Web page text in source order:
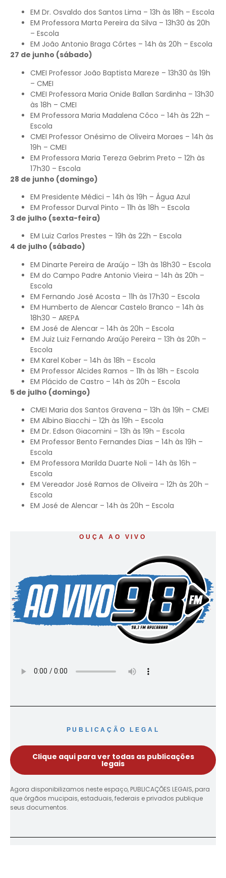
EM Dr. Osvaldo dos Santos Lima – 13h às 18h – Escola
EM Professora Marta Pereira da Silva – 13h30 às 20h
– Escola
EM João Antonio Braga Côrtes – 14h às 20h – Escola
27 de junho (sábado)
CMEI Professor João Baptista Mareze – 13h30 às 19h
– CMEI
CMEI Professora Maria Onide Ballan Sardinha – 13h30
às 18h – CMEI
EM Professora Maria Madalena Côco – 14h às 22h –
Escola
CMEI Professor Onésimo de Oliveira Moraes – 14h às
19h – CMEI
EM Professora Maria Tereza Gebrim Preto – 12h às
17h30 – Escola
28 de junho (domingo)
EM Presidente Médici – 14h às 19h – Água Azul
EM Professor Durval Pinto – 11h às 18h – Escola
3 de julho (sexta-feira)
EM Luiz Carlos Prestes – 19h às 22h – Escola
4 de julho (sábado)
EM Dinarte Pereira de Araújo – 13h às 18h30 – Escola
EM do Campo Padre Antonio Vieira – 14h às 20h –
Escola
EM Fernando José Acosta – 11h às 17h30 – Escola
EM Humberto de Alencar Castelo Branco – 14h às
18h30 – AREPA
EM José de Alencar – 14h às 20h – Escola
EM Juiz Luiz Fernando Araújo Pereira – 13h às 20h –
Escola
EM Karel Kober – 14h às 18h – Escola
EM Professor Alcides Ramos – 11h às 18h – Escola
EM Plácido de Castro – 14h às 20h – Escola
5 de julho (domingo)
CMEI Maria dos Santos Gravena – 13h às 19h – CMEI
EM Albino Biacchi – 12h às 19h – Escola
EM Dr. Edson Giacomini – 13h às 19h – Escola
EM Professor Bento Fernandes Dias – 14h às 19h –
Escola
EM Professora Marilda Duarte Noli – 14h às 16h –
Escola
EM Vereador José Ramos de Oliveira – 12h às 20h –
Escola
EM José de Alencar – 14h às 20h – Escola
OUÇA AO VIVO
PUBLICAÇÃO LEGAL
Clique aqui para ver todas as publicações
legais
Agora disponibilizamos neste espaço, PUBLICAÇÕES LEGAIS, para
que órgãos mucipais, estaduais, federais e privados publique
seus documentos.